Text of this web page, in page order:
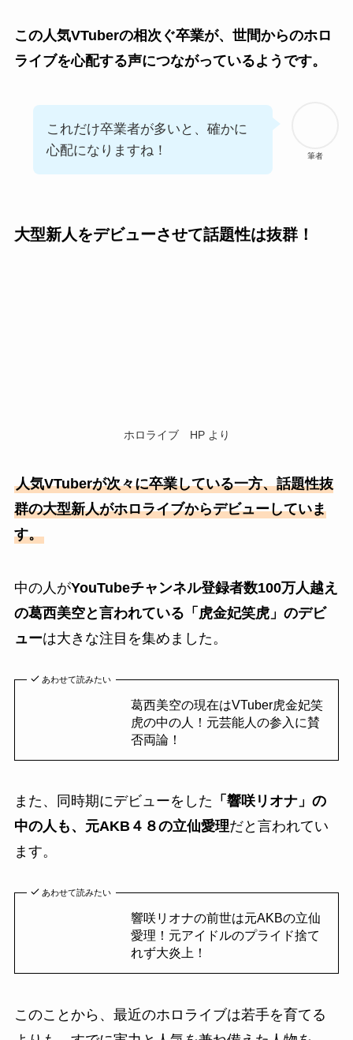
この人気VTuberの相次ぐ卒業が、世間からのホロ
ライブを心配する声につながっているようです。
筆者
これだけ卒業者が多いと、確かに
心配になりますね！
大型新人をデビューさせて話題性は抜群！
ホロライブ HP より
人気VTuberが次々に卒業している一方、話題性抜
群の大型新人がホロライブからデビューしていま
す。
中の人がYouTubeチャンネル登録者数100万人越え
の葛西美空と言われている「虎金妃笑虎」のデビ
ューは大きな注目を集めました。
あわせて読みたい
葛西美空の現在はVTuber虎金妃笑
虎の中の人！元芸能人の参入に賛
否両論！
また、同時期にデビューをした 「響咲リオナ」の
中の人も、元AKB４８の立仙愛理だと言われてい
ます。
あわせて読みたい
響咲リオナの前世は元AKBの立仙
愛理！元アイドルのプライド捨て
れず大炎上！
このことから、最近のホロライブは若手を育てる